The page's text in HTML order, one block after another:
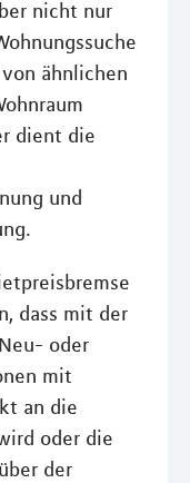
nicht nur
ähnlichen
dient die
und
dass mit der
oder
mit
an die
oder die
der